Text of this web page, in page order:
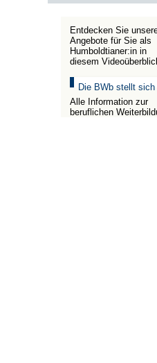
Entdecken Sie
Angebote für Sie als
Humboldtianer:in in
diesem
Die BWb stellt sich
Alle Information zur
beruflichen